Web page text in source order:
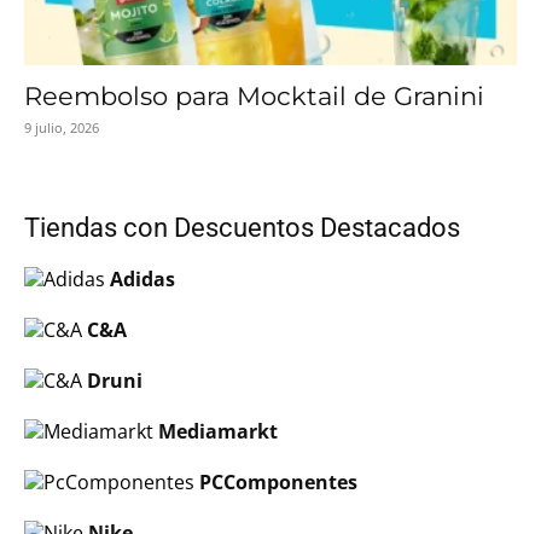
Reembolso para Mocktail de Granini
9 julio, 2026
Tiendas con Descuentos Destacados
Adidas
C&A
Druni
Mediamarkt
PCComponentes